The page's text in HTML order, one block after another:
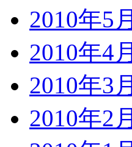
2010年5月
2010年4月
2010年3月
2010年2月